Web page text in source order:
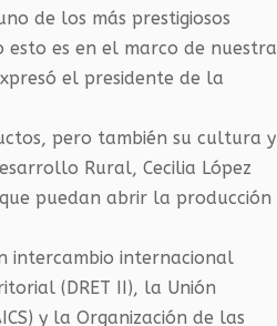
de los más prestigiosos
es en el marco de nuestra
el presidente de la
pero también su cultura y
Rural, Cecilia López
puedan abrir la producción
intercambio internacional
(DRET II), la Unión
y la Organización de las